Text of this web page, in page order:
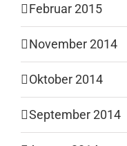
Februar 2015
November 2014
Oktober 2014
September 2014